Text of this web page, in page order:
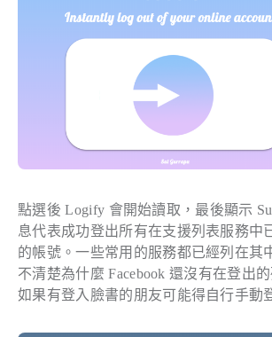
點選後 Logify 會開始讀取，最後顯示
息代表成功登出所有在支援列表服務中
的帳號。一些常用的服務都已經列在其
不清楚為什麼 Facebook 還沒有在登出的
如果有登入臉書的朋友可能得自行手動